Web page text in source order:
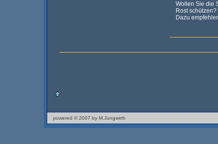
Wollen Sie die
Rost schützen?
Dazu
powered © 2007 by M.Jungwirth